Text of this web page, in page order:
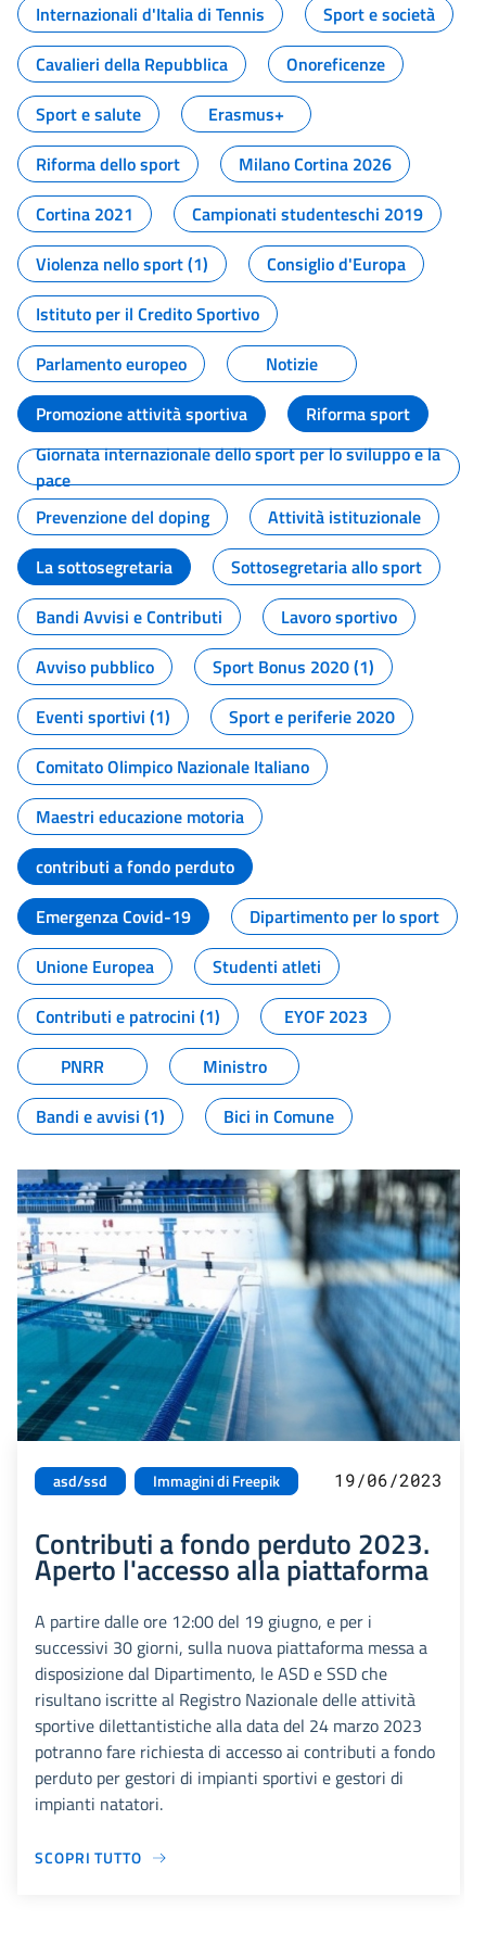
Internazionali d'Italia di Tennis
Sport e società
Cavalieri della Repubblica
Onoreficenze
Sport e salute
Erasmus+
Riforma dello sport
Milano Cortina 2026
Cortina 2021
Campionati studenteschi 2019
Violenza nello sport (1)
Consiglio d'Europa
Istituto per il Credito Sportivo
Parlamento europeo
Notizie
Promozione attività sportiva
Riforma sport
Giornata internazionale dello sport per lo sviluppo e la
pace
Prevenzione del doping
Attività istituzionale
La sottosegretaria
Sottosegretaria allo sport
Bandi Avvisi e Contributi
Lavoro sportivo
Avviso pubblico
Sport Bonus 2020 (1)
Eventi sportivi (1)
Sport e periferie 2020
Comitato Olimpico Nazionale Italiano
Maestri educazione motoria
contributi a fondo perduto
Emergenza Covid-19
Dipartimento per lo sport
Unione Europea
Studenti atleti
Contributi e patrocini (1)
EYOF 2023
PNRR
Ministro
Bandi e avvisi (1)
Bici in Comune
asd/ssd Immagini di Freepik 19/06/2023
Contributi a fondo perduto 2023.
Aperto l'accesso alla piattaforma
A partire dalle ore 12:00 del 19 giugno, e per i
successivi 30 giorni, sulla nuova piattaforma messa a
disposizione dal Dipartimento, le ASD e SSD che
risultano iscritte al Registro Nazionale delle attività
sportive dilettantistiche alla data del 24 marzo 2023
potranno fare richiesta di accesso ai contributi a fondo
perduto per gestori di impianti sportivi e gestori di
impianti natatori.
SCOPRI TUTTO